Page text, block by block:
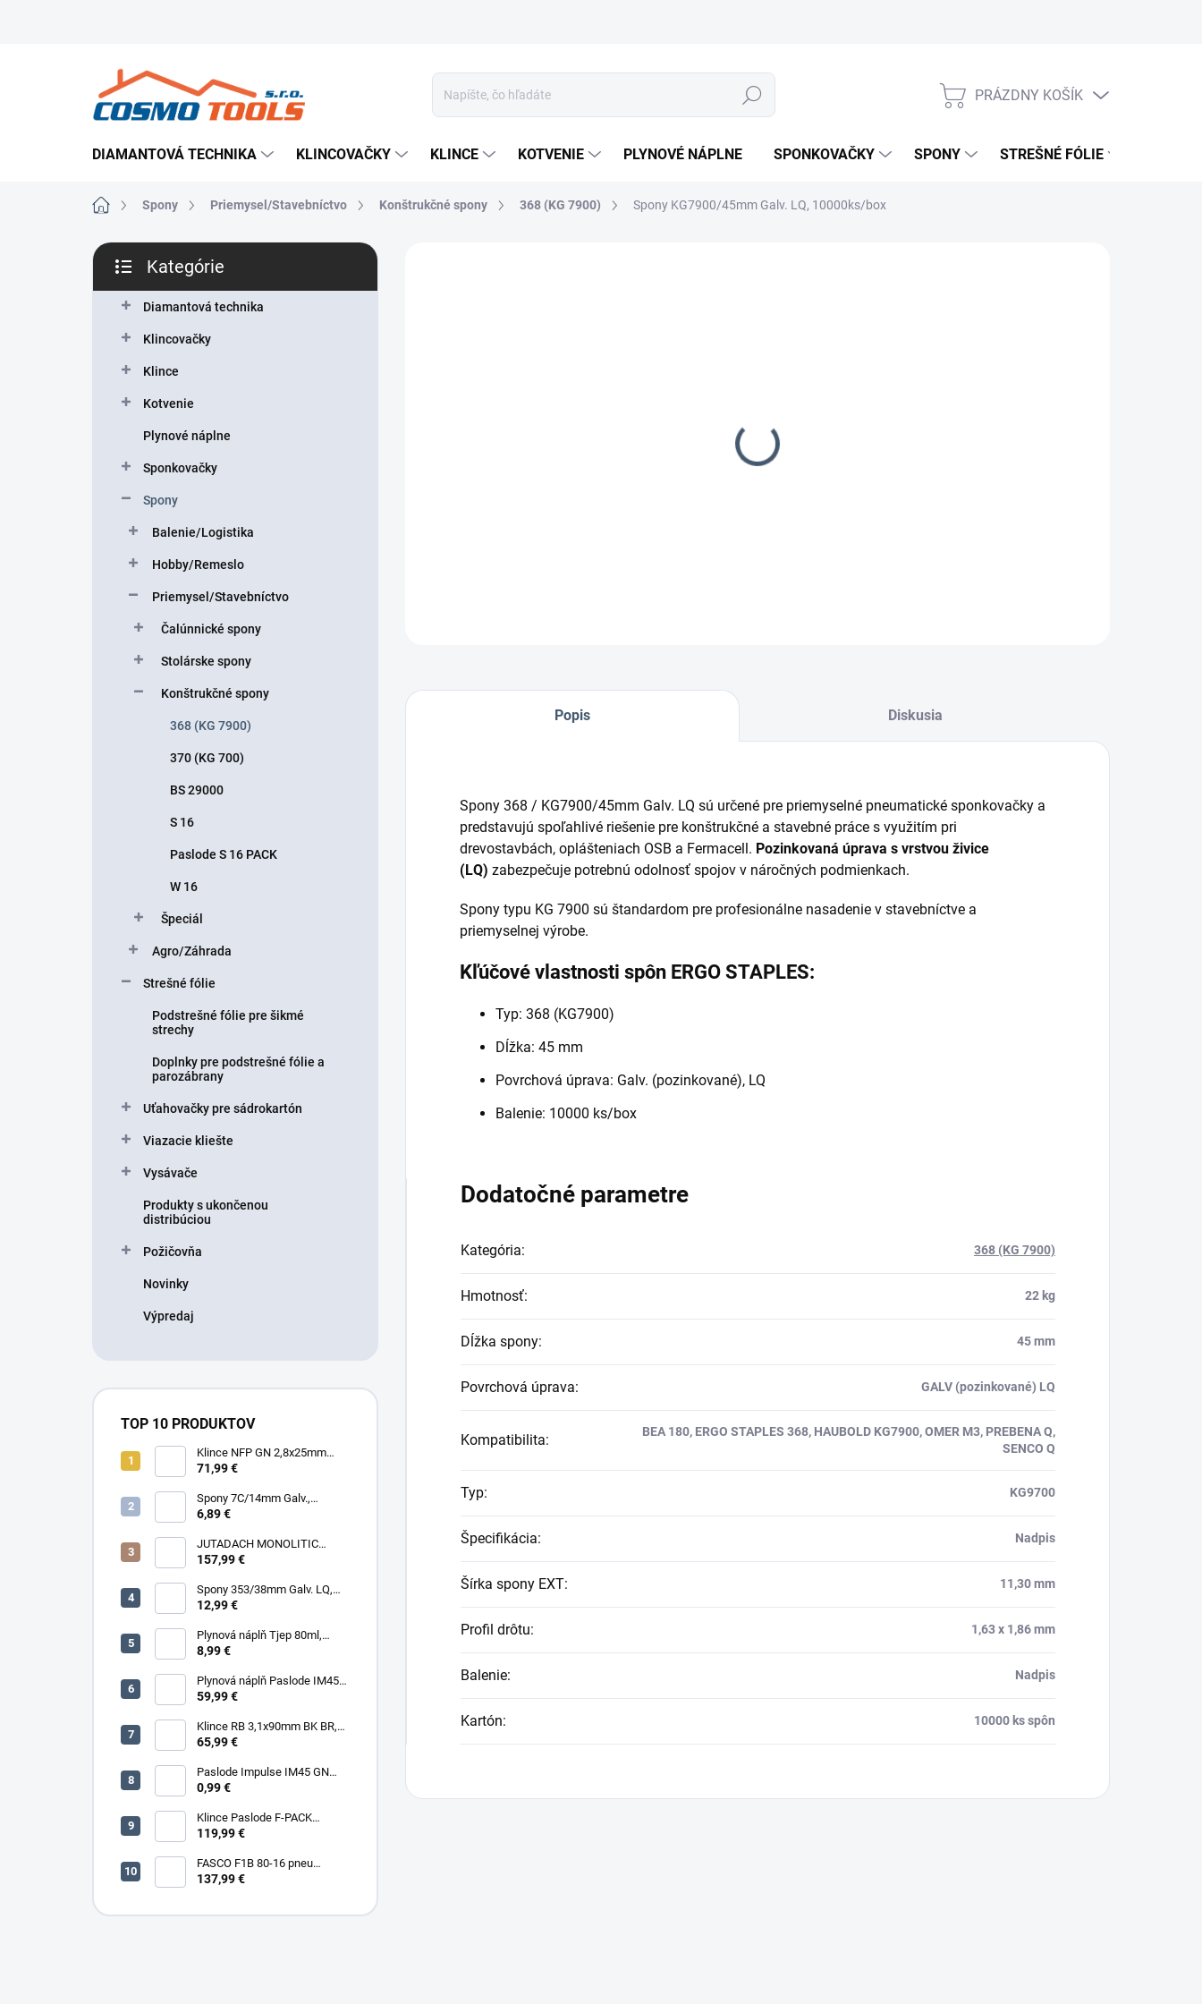
Hľadať
NÁKUPNÝ
PRÁZDNY KOŠÍK
DIAMANTOVÁ TECHNIKA KLINCOVAČKY KLINCE KOTVENIE PLYNOVÉ NÁPLNE SPONKOVAČKY SPONY STREŠNÉ FÓLIE
DomovSpony Priemysel/Stavebníctvo Konštrukčné spony 368 (KG 7900) Spony KG7900/45mm Galv. LQ, 10000ks/box
B
č
kategórie
Kategórie
Diamantová technika
Klincovačky
Klince
Kotvenie
Plynové náplne
Sponkovačky
Spony
Balenie/Logistika
Hobby/Remeslo
Priemysel/Stavebníctvo
Čalúnnické spony
Stolárske spony
Konštrukčné spony
368 (KG 7900)
370 (KG 700)
BS 29000
S 16
Paslode S 16 PACK
W 16
Špeciál
Agro/Záhrada
Strešné fólie
Podstrešné fólie pre šikmé
strechy
Doplnky pre podstrešné fólie a
parozábrany
Uťahovačky pre sádrokartón
Viazacie kliešte
Vysávače
Produkty s ukončenou
distribúciou
Požičovňa
Novinky
Výpredaj
TOP 10 PRODUKTOV
Klince NFP GN 2,8x25mm
RING HDG, 1000ks/box + plyn
71,99 €
Spony 7C/14mm Galv.,
10000ks/box
6,89 €
JUTADACH MONOLITIC
PROFI 160 + 2AP, 75m²/rola
157,99 €
Spony 353/38mm Galv. LQ,
5000 (11600) ks/box
12,99 €
Plynová náplň Tjep 80ml,
červená
8,99 €
Plynová náplň Paslode IM45
30ml, 2ks/box
59,99 €
Klince RB 3,1x90mm BK BR,
3000ks/box
65,99 €
Paslode Impulse IM45 GN
Lithium
0,99 €
Klince Paslode F-PACK
2,8x63mm Konvex BR,
119,99 €
FASCO F1B 80-16 pneu
sponkovačka
137,99 €
Popis Diskusia
Spony 368 / KG7900/45mm Galv. LQ sú určené pre priemyselné pneumatické sponkovačky a
predstavujú spoľahlivé riešenie pre konštrukčné a stavebné práce s využitím pri
drevostavbách, oplášteniach OSB a Fermacell. Pozinkovaná úprava s vrstvou živice
(LQ) zabezpečuje potrebnú odolnosť spojov v náročných podmienkach.
Spony typu KG 7900 sú štandardom pre profesionálne nasadenie v stavebníctve a
priemyselnej výrobe.
Kľúčové vlastnosti spôn ERGO STAPLES:
Typ: 368 (KG7900)
Dĺžka: 45 mm
Povrchová úprava: Galv. (pozinkované), LQ
Balenie: 10000 ks/box
Dodatočné parametre
Kategória: 368 (KG 7900)
Hmotnosť: 22 kg
Dĺžka spony: 45 mm
Povrchová úprava: GALV (pozinkované) LQ
Kompatibilita:
BEA 180, ERGO STAPLES 368, HAUBOLD KG7900, OMER M3, PREBENA Q,
SENCO Q
Typ: KG9700
Špecifikácia: Nadpis
Šírka spony EXT: 11,30 mm
Profil drôtu: 1,63 x 1,86 mm
Balenie: Nadpis
Kartón: 10000 ks spôn